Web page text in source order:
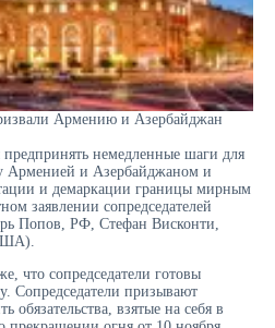
Армению и Азербайджан
немедленные шаги для
Арменией и Азербайджаном и
и демаркации границы мирным
заявлении сопредседателей
Попов, РФ, Стефан Висконти,
что сопредседатели готовы
Сопредседатели призывают
обязательства, взятые на себя в